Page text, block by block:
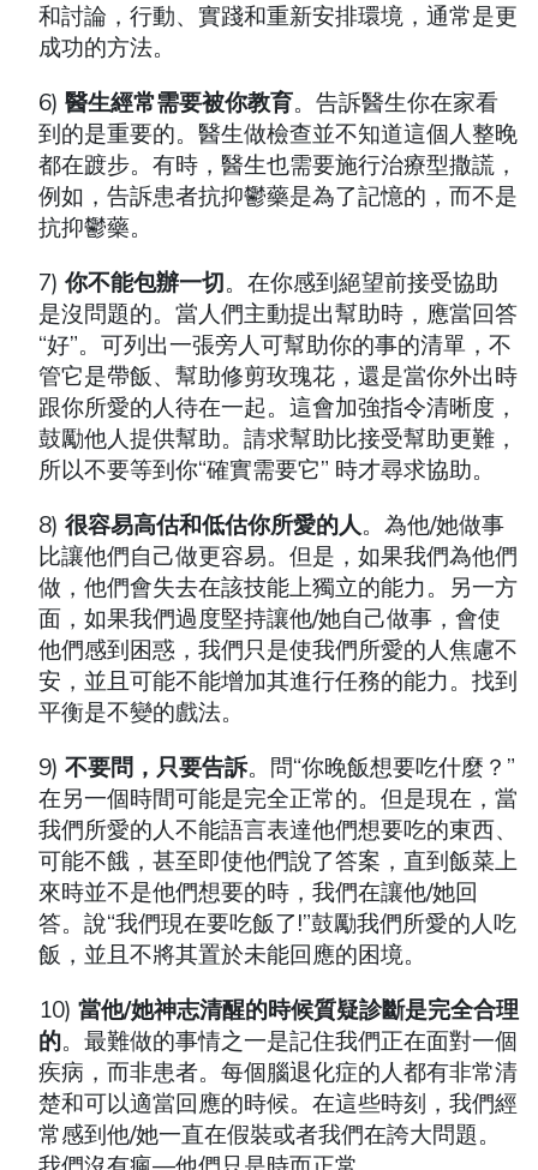
和討論，行動、實踐和重新安排環境，通常是更
成功的方法。
6) 醫生經常需要被你教育。告訴醫生你在家看
到的是重要的。醫生做檢查並不知道這個人整晚
都在踱步。有時，醫生也需要施行治療型撒謊，
例如，告訴患者抗抑鬱藥是為了記憶的，而不是
抗抑鬱藥。
7) 你不能包辦一切。在你感到絕望前接受協助
是沒問題的。當人們主動提出幫助時，應當回答
“好”。可列出一張旁人可幫助你的事的清單，不
管它是帶飯、幫助修剪玫瑰花，還是當你外出時
跟你所愛的人待在一起。這會加強指令清晰度，
鼓勵他人提供幫助。請求幫助比接受幫助更難，
所以不要等到你“確實需要它” 時才尋求協助。
8) 很容易高估和低估你所愛的人。為他/她做事
比讓他們自己做更容易。但是，如果我們為他們
做，他們會失去在該技能上獨立的能力。另一方
面，如果我們過度堅持讓他/她自己做事，會使
他們感到困惑，我們只是使我們所愛的人焦慮不
安，並且可能不能增加其進行任務的能力。找到
平衡是不變的戲法。
9) 不要問，只要告訴。問“你晚飯想要吃什麼？”
在另一個時間可能是完全正常的。但是現在，當
我們所愛的人不能語言表達他們想要吃的東西、
可能不餓，甚至即使他們說了答案，直到飯菜上
來時並不是他們想要的時，我們在讓他/她回
答。說“我們現在要吃飯了!”鼓勵我們所愛的人吃
飯，並且不將其置於未能回應的困境。
10) 當他/她神志清醒的時候質疑診斷是完全合理
的。最難做的事情之一是記住我們正在面對一個
疾病，而非患者。每個腦退化症的人都有非常清
楚和可以適當回應的時候。在這些時刻，我們經
常感到他/她一直在假裝或者我們在誇大問題。